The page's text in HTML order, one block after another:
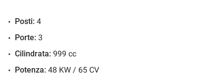
Chiusura centralizzata senza chiave
Chiusura centralizzata telecomandata
Climatizzatore
Controllo automatico clima
Posti: 4
Porte: 3
Cilindrata: 999 cc
Potenza: 48 KW / 65 CV